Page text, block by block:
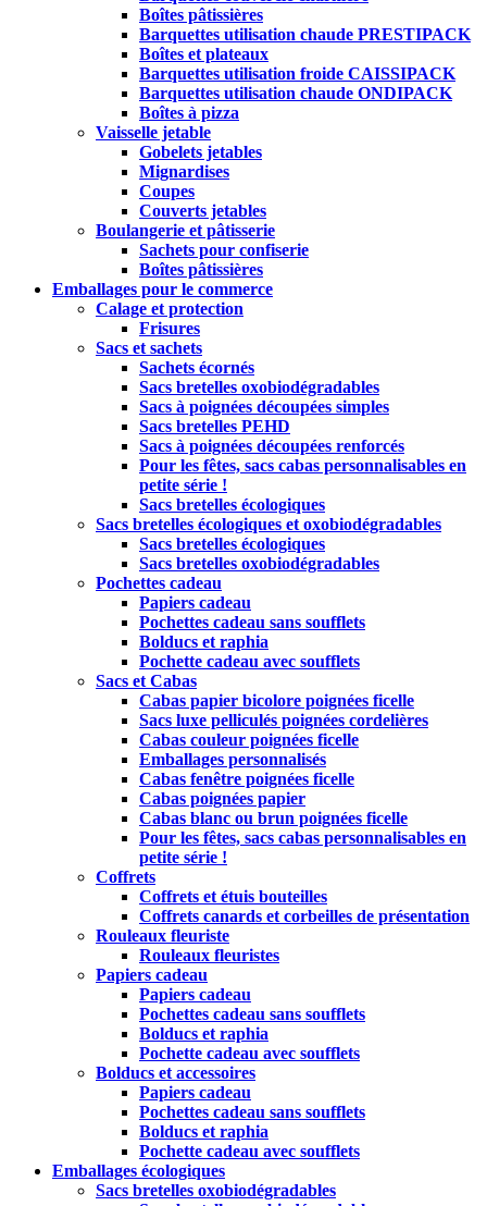
Boîtes pâtissières
Barquettes utilisation chaude PRESTIPACK
Boîtes et plateaux
Barquettes utilisation froide CAISSIPACK
Barquettes utilisation chaude ONDIPACK
Boîtes à pizza
Vaisselle jetable
Gobelets jetables
Mignardises
Coupes
Couverts jetables
Boulangerie et pâtisserie
Sachets pour confiserie
Boîtes pâtissières
Emballages pour le commerce
Calage et protection
Frisures
Sacs et sachets
Sachets écornés
Sacs bretelles oxobiodégradables
Sacs à poignées découpées simples
Sacs bretelles PEHD
Sacs à poignées découpées renforcés
Pour les fêtes, sacs cabas personnalisables en
petite série !
Sacs bretelles écologiques
Sacs bretelles écologiques et oxobiodégradables
Sacs bretelles écologiques
Sacs bretelles oxobiodégradables
Pochettes cadeau
Papiers cadeau
Pochettes cadeau sans soufflets
Bolducs et raphia
Pochette cadeau avec soufflets
Sacs et Cabas
Cabas papier bicolore poignées ficelle
Sacs luxe pelliculés poignées cordelières
Cabas couleur poignées ficelle
Emballages personnalisés
Cabas fenêtre poignées ficelle
Cabas poignées papier
Cabas blanc ou brun poignées ficelle
Pour les fêtes, sacs cabas personnalisables en
petite série !
Coffrets
Coffrets et étuis bouteilles
Coffrets canards et corbeilles de présentation
Rouleaux fleuriste
Rouleaux fleuristes
Papiers cadeau
Papiers cadeau
Pochettes cadeau sans soufflets
Bolducs et raphia
Pochette cadeau avec soufflets
Bolducs et accessoires
Papiers cadeau
Pochettes cadeau sans soufflets
Bolducs et raphia
Pochette cadeau avec soufflets
Emballages écologiques
Sacs bretelles oxobiodégradables